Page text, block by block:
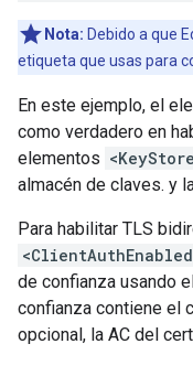
Nota: Debido a que
etiqueta que usas para
En este ejemplo, el
como verdadero en
elementos
almacén de claves. y
Para habilitar TLS
de confianza usando
confianza contiene el
opcional, la AC del